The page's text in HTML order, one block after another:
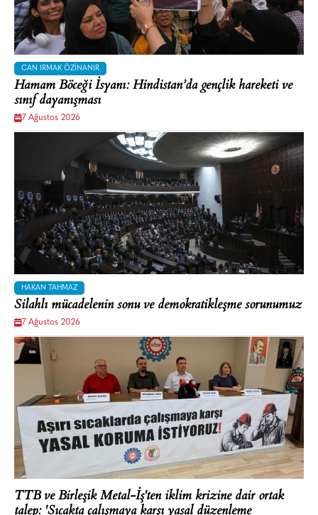
CAN IRMAK ÖZINANIR
Hamam Böceği İsyanı: Hindistan’da gençlik hareketi ve
sınıf dayanışması
7 Ağustos 2026
HAKAN TAHMAZ
Silahlı mücadelenin sonu ve demokratikleşme sorunumuz
7 Ağustos 2026
TTB ve Birleşik Metal-İş'ten iklim krizine dair ortak